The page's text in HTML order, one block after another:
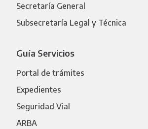
Secretaría General
Subsecretaría Legal y Técnica
Guía Servicios
Portal de trámites
Expedientes
Seguridad Vial
ARBA